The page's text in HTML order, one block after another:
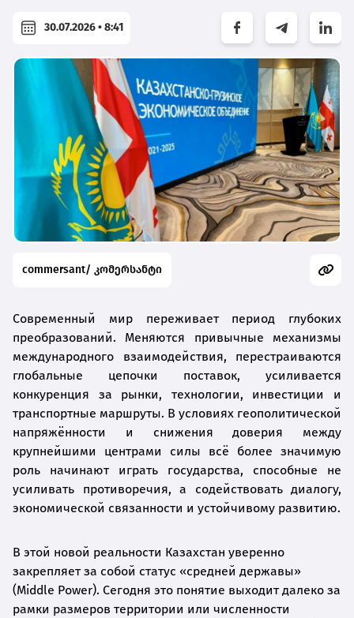
30.07.2026 • 8:41
commersant/ კომერსანტი
Современный мир переживает период глубоких
преобразований. Меняются привычные механизмы
международного взаимодействия, перестраиваются
глобальные цепочки поставок, усиливается
конкуренция за рынки, технологии, инвестиции и
транспортные маршруты. В условиях геополитической
напряжённости и снижения доверия между
крупнейшими центрами силы всё более значимую
роль начинают играть государства, способные не
усиливать противоречия, а содействовать диалогу,
экономической связанности и устойчивому развитию.
В этой новой реальности Казахстан уверенно
закрепляет за собой статус «средней державы»
(Middle Power). Сегодня это понятие выходит далеко за
рамки размеров территории или численности